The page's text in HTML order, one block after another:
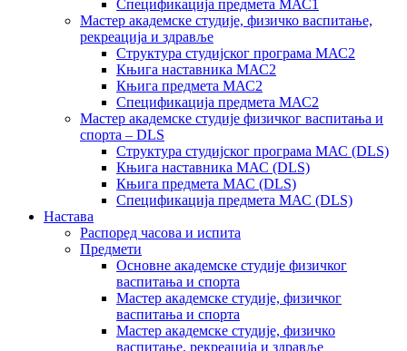
Спецификација предмета МАС1
Мастер академске студије, физичко васпитање,
рекреација и здравље
Структура студијског програма МАС2
Књига наставника МАС2
Књига предмета МАС2
Спецификација предмета МАС2
Мастер академске студије физичког васпитања и
спорта – DLS
Структура студијског програма МАС (DLS)
Књига наставника МАС (DLS)
Књига предмета МАС (DLS)
Спецификација предмета МАС (DLS)
Настава
Распоред часова и испита
Предмети
Основне академске студије физичког
васпитања и спорта
Мастер академске студије, физичког
васпитања и спорта
Мастер академске студије, физичко
васпитање, рекреација и здравље